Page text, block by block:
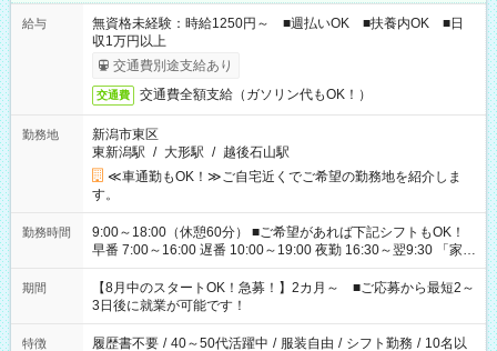
給与
無資格未経験：時給1250円～ ■週払いOK ■扶養内OK ■日
収1万円以上
交通費別途支給あり
交通費 交通費全額支給（ガソリン代もOK！）
勤務地
新潟市東区
東新潟駅 / 大形駅 / 越後石山駅
≪車通勤もOK！≫ご自宅近くでご希望の勤務地を紹介しま
す。
勤務時間
9:00～18:00（休憩60分） ■ご希望があれば下記シフトもOK！
早番 7:00～16:00 遅番 10:00～19:00 夜勤 16:30～翌9:30 「家族
と休みを合わせたい」 「余裕を持って夕飯の準備がしたい」
「できれば残業はしたくない」 など、ご希望を教えてください
ね。 ※Wワーク希望の方へ 今ご覧のお仕事で希望する勤務時間
と、もう1つのお仕事の勤務時間。 合計で週40時間を超える場
合は応募できません。
期間
【8月中のスタートOK！急募！】2カ月～ ■ご応募から最短2～
3日後に就業が可能です！
特徴 履歴書不要 / 40～50代活躍中 / 服装自由 / シフト勤務 / 10名以